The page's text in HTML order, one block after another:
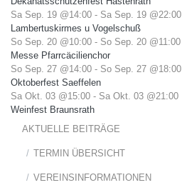
Sa Sep. 19 @14:00 - Sa Sep. 19 @22:00
Lambertuskirmes u Vogelschuß
So Sep. 20 @10:00 - So Sep. 20 @11:00
Messe Pfarrcäcilienchor
So Sep. 27 @14:00 - So Sep. 27 @18:00
Oktoberfest Saeffelen
Sa Okt. 03 @15:00 - Sa Okt. 03 @21:00
Weinfest Braunsrath
AKTUELLE BEITRÄGE
TERMIN ÜBERSICHT
VEREINSINFORMATIONEN